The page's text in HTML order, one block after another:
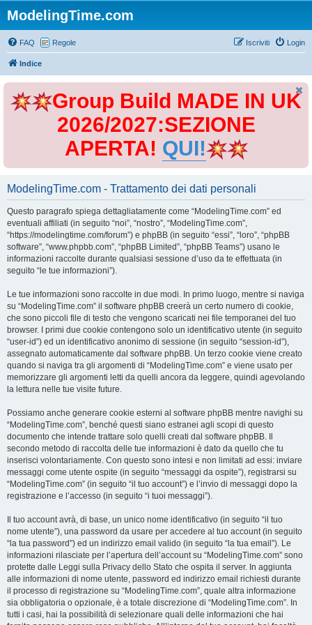
ModelingTime.com
FAQ Regole Login
Iscriviti
Indice
Group Build MADE IN UK
2026/2027:SEZIONE
APERTA! QUI!
ModelingTime.com - Trattamento dei dati personali
Questo paragrafo spiega dettagliatamente come “ModelingTime.com” ed
eventuali affiliati (in seguito “noi”, “nostro”, “ModelingTime.com”,
“https://modelingtime.com/forum”) e phpBB (in seguito “essi”, “loro”, “phpBB
software”, “www.phpbb.com”, “phpBB Limited”, “phpBB Teams”) usano le
informazioni raccolte durante qualsiasi sessione d’uso da te effettuata (in
seguito “le tue informazioni”).
Le tue informazioni sono raccolte in due modi. In primo luogo, mentre si naviga
su “ModelingTime.com” il software phpBB creerà un certo numero di cookie,
che sono piccoli file di testo che vengono scaricati nei file temporanei del tuo
browser. I primi due cookie contengono solo un identificativo utente (in seguito
“user-id”) ed un identificativo anonimo di sessione (in seguito “session-id”),
assegnato automaticamente dal software phpBB. Un terzo cookie viene creato
quando si naviga tra gli argomenti di “ModelingTime.com” e viene usato per
memorizzare gli argomenti letti da quelli ancora da leggere, quindi agevolando
la lettura nelle tue visite future.
Possiamo anche generare cookie esterni al software phpBB mentre navighi su
“ModelingTime.com”, benché questi siano estranei agli scopi di questo
documento che intende trattare solo quelli creati dal software phpBB. Il
secondo metodo di raccolta delle tue informazioni è dato da quello che tu
inserisci volontariamente. Con questo sono intesi e non limitati ad essi: inviare
messaggi come utente ospite (in seguito “messaggi da ospite”), registrarsi su
“ModelingTime.com” (in seguito “il tuo account”) e l’invio di messaggi dopo la
registrazione e l’accesso (in seguito “i tuoi messaggi”).
Il tuo account avrà, di base, un unico nome identificativo (in seguito “il tuo
nome utente”), una password da usare per accedere al tuo account (in seguito
“la tua password”) ed un indirizzo email valido (in seguito “la tua email”). Le
informazioni rilasciate per l’apertura dell’account su “ModelingTime.com” sono
protette dalle Leggi sulla Privacy dello Stato che ospita il server. In aggiunta
alle informazioni di nome utente, password ed indirizzo email richiesti durante
il processo di registrazione su “ModelingTime.com”, quale altra informazione
sia obbligatoria o opzionale, è a totale discrezione di “ModelingTime.com”. In
tutti i casi, hai la possibilità di selezionare quali delle informazioni che hai